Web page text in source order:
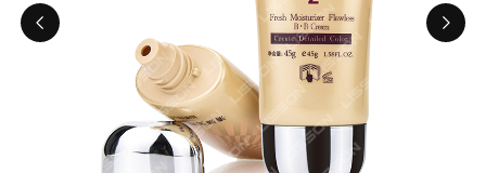
Tiếng việt
中文